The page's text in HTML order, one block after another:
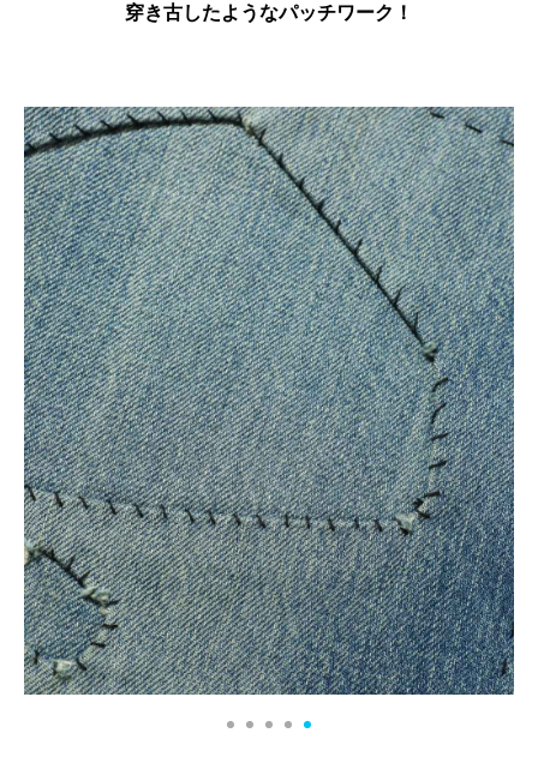
穿き古したようなパッチワーク！